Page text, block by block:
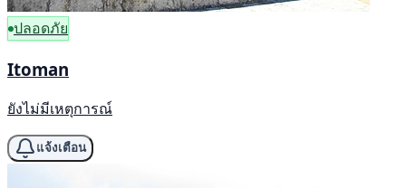
ปลอดภัย
Itoman
ยังไม่มีเหตุการณ์
แจ้งเตือน